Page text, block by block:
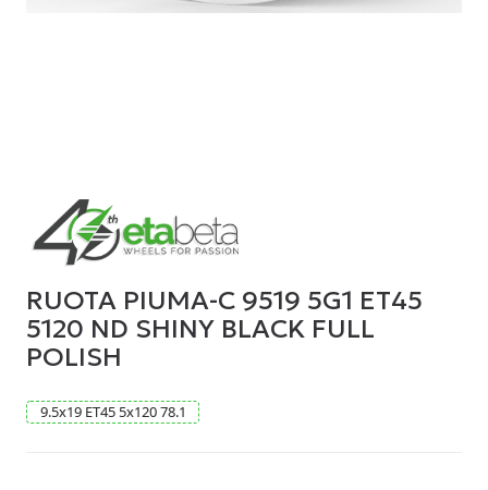
RUOTA PIUMA-C 9519 5G1 ET45
5120 ND SHINY BLACK FULL
POLISH
9.5x19 ET45 5x12078.1